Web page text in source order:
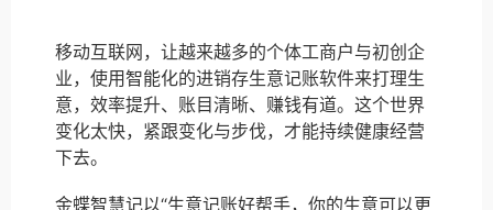
移动互联网，让越来越多的个体工商户与初创企
业，使用智能化的进销存生意记账软件来打理生
意，效率提升、账目清晰、赚钱有道。这个世界
变化太快，紧跟变化与步伐，才能持续健康经营
下去。
金蝶智慧记以“生意记账好帮手，你的生意可以更